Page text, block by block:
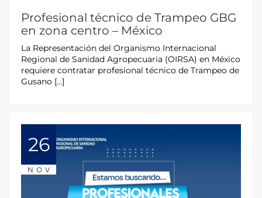
Profesional técnico de Trampeo GBG
en zona centro – México
La Representación del Organismo Internacional
Regional de Sanidad Agropecuaria (OIRSA) en México
requiere contratar profesional técnico de Trampeo de
Gusano […]
26
NOV